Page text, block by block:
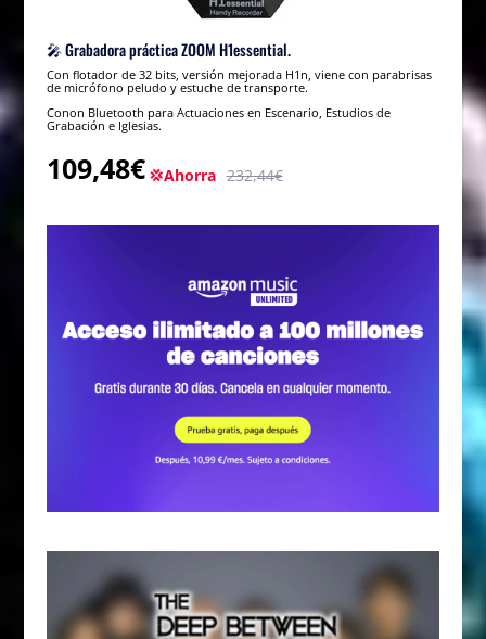
🎤 Grabadora práctica ZOOM H1essential.
Con flotador de 32 bits, versión mejorada H1n, viene con parabrisas
de micrófono peludo y estuche de transporte.
Conon Bluetooth para Actuaciones en Escenario, Estudios de
Grabación e Iglesias.
109,48€ 💢Ahorra 232,44€